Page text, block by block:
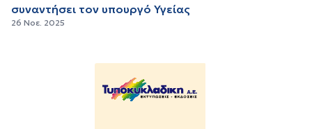
συναντήσει τον υπουργό Υγείας
26 Νοε. 2025